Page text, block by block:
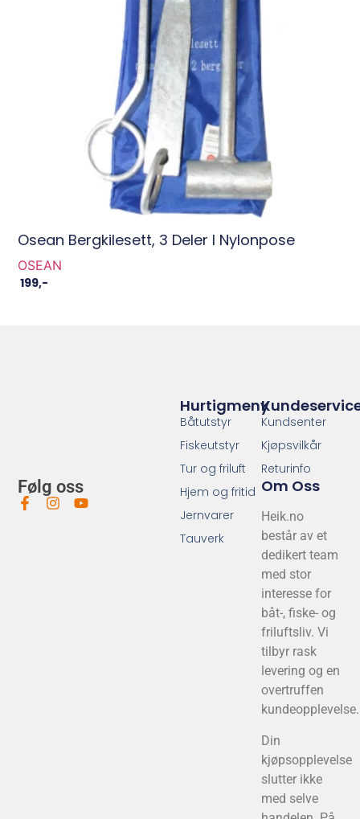
Osean Bergkilesett, 3 Deler I Nylonpose
OSEAN
199,-
Følg oss
Kundsenter
Kjøpsvilkår
Returinfo
Om Oss
Heik.no
består av et
dedikert team
med stor
interesse for
båt-, fiske- og
friluftsliv. Vi
tilbyr rask
levering og en
overtruffen
kundeopplevelse.
Din
kjøpsopplevelse
slutter ikke
med selve
Hurtigmeny
Båtutstyr
Fiskeutstyr
Tur og friluft
Hjem og fritid
Jernvarer
Tauverk